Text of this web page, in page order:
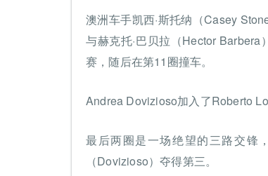
澳洲车手凯西·斯托纳（Casey
与赫克托·巴贝拉（Hector
赛，随后在第11圈撞车。
Andrea Dovizioso加入了Roberto
最后两圈是一场绝望的三路交锋
（Dovizioso）夺得第三。